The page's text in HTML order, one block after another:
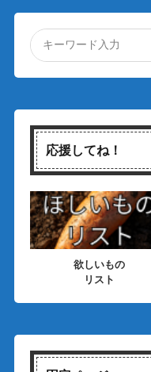
応援してね！
欲しいもの
リスト